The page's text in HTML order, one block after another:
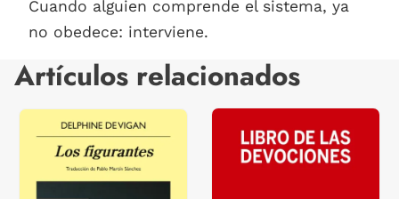
Cuando alguien comprende el sistema, ya
no obedece: interviene.
Artículos relacionados